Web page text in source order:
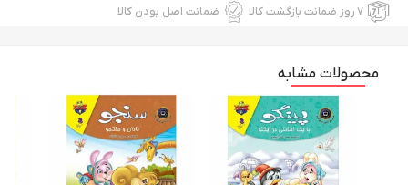
۷ روز ضمانت بازگشت کالا ضمانت اصل بودن کالا
محصولات مشابه